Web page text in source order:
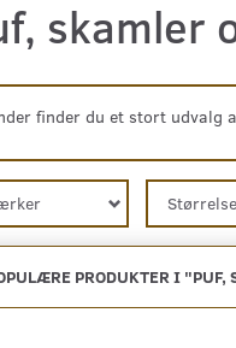
skamler
finder du et stort udvalg
Størrelse
PRODUKTER I "PUF,